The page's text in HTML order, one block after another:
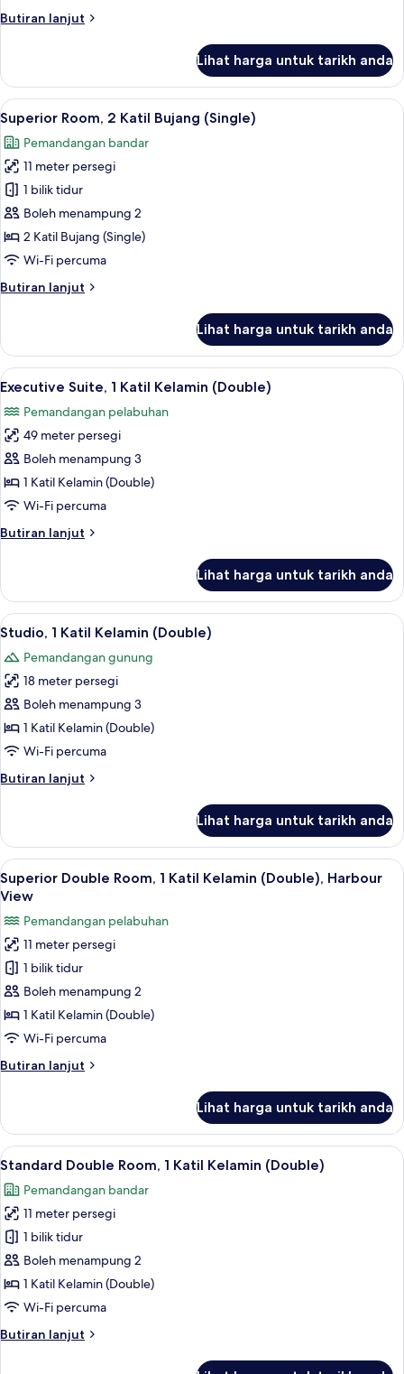
(Single)
Butiran lanjut
Butiran
Room,
Katil
Bujang
(Single)
Lihat harga untuk tarikh anda
Lihat
semua
foto
untuk
Superior
Room,
2
Katil
(Single)
Superior Room, 2 Katil Bujang
7
Superior Room, 2 Katil Bujang (Single)
Pemandangan bandar
11 meter persegi
1 bilik tidur
Boleh menampung 2
2 Katil Bujang (Single)
Wi-Fi percuma
Butiran lanjut
Butiran
Room,
Katil
(Single)
Lihat harga untuk tarikh anda
Lihat
semua
foto
untuk
Executive
Suite,
1
Kelamin
Executive Suite, 1 Katil Kelamin
9
Executive Suite, 1 Katil Kelamin (Double)
Pemandangan pelabuhan
49 meter persegi
Boleh menampung 3
1 Katil Kelamin (Double)
Wi-Fi percuma
Butiran lanjut
Butiran
Suite,
Katil
(Double)
Lihat harga untuk tarikh anda
Lihat
semua
foto
untuk
Studio,
1
Katil
(Double)
Studio, 1 Katil Kelamin (Double) |
6
Studio, 1 Katil Kelamin (Double)
Pemandangan gunung
18 meter persegi
Boleh menampung 3
1 Katil Kelamin (Double)
Wi-Fi percuma
Butiran lanjut
Butiran
1
Katil
Kelamin
(Double)
Lihat harga untuk tarikh anda
Lihat
semua
untuk
Superior
Double
Room,
1
Katil
(Double),
Superior Double Room, 1 Katil
15
Superior Double Room, 1 Katil Kelamin (Double), Harbour
View
Pemandangan pelabuhan
11 meter persegi
1 bilik tidur
Boleh menampung 2
1 Katil Kelamin (Double)
Wi-Fi percuma
Butiran lanjut
Butiran
Double
Room,
1
Kelamin
(Double),
Harbour
View
Lihat harga untuk tarikh anda
Lihat
semua
foto
untuk
Standard
Double
Room,
1
Kelamin
Standard Double Room, 1 Katil
12
Standard Double Room, 1 Katil Kelamin (Double)
Pemandangan bandar
11 meter persegi
1 bilik tidur
Boleh menampung 2
1 Katil Kelamin (Double)
Wi-Fi percuma
Butiran lanjut
Butiran